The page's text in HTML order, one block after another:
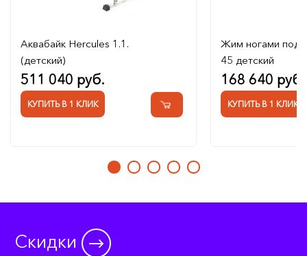
Аквабайк Hercules 1.1.
(детский)
511 040 руб.
КУПИТЬ В 1 КЛИК
Жим ногами под
45 детский
168 640 руб.
КУПИТЬ В 1 КЛИК
Скидки